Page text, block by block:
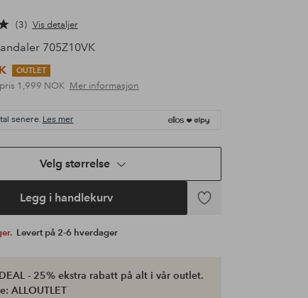
3 Vis detaljer
705Z10VK
OUTLET
1,999 NOK Mer informasjon
senere. Les mer
Velg størrelse
Legg i handlekurv
Legg
Levert på 2-6 hverdager
- 25% ekstra rabatt på alt i vår outlet.
ALLOUTLET